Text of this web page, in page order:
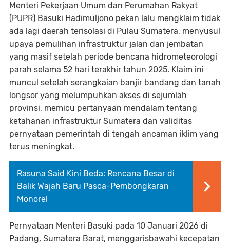
Menteri Pekerjaan Umum dan Perumahan Rakyat
(PUPR) Basuki Hadimuljono pekan lalu mengklaim tidak
ada lagi daerah terisolasi di Pulau Sumatera, menyusul
upaya pemulihan infrastruktur jalan dan jembatan
yang masif setelah periode bencana hidrometeorologi
parah selama 52 hari terakhir tahun 2025. Klaim ini
muncul setelah serangkaian banjir bandang dan tanah
longsor yang melumpuhkan akses di sejumlah
provinsi, memicu pertanyaan mendalam tentang
ketahanan infrastruktur Sumatera dan validitas
pernyataan pemerintah di tengah ancaman iklim yang
terus meningkat.
Rasuna Said Kini Beda: Rencana Besar di
Balik Wajah Baru Pasca-Pembongkaran
Monorel
Pernyataan Menteri Basuki pada 10 Januari 2026 di
Padang, Sumatera Barat, menggarisbawahi kecepatan